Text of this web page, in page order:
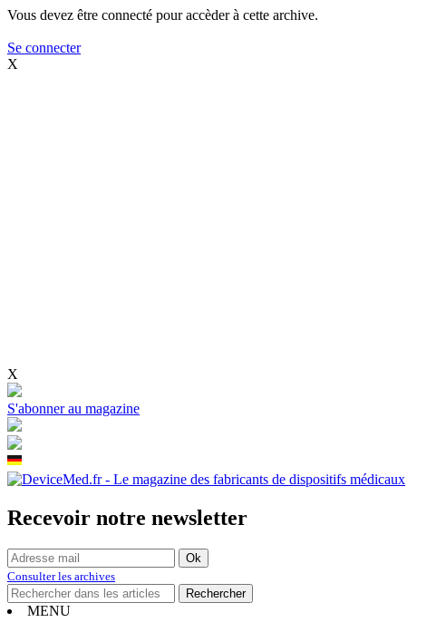
Vous devez être connecté pour accèder à cette archive.
Se connecter
X
X
S'abonner au magazine
Recevoir notre newsletter
Consulter les archives
MENU